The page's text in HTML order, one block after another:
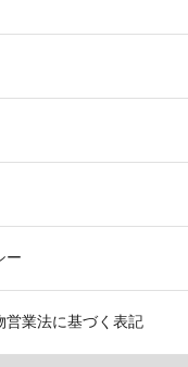
ー
営業法に基づく表記